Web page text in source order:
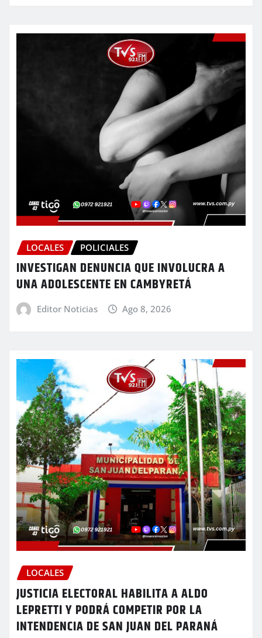
LOCALES POLICIALES
INVESTIGAN DENUNCIA QUE INVOLUCRA A
UNA ADOLESCENTE EN CAMBYRETÁ
Editor Noticias Ago 8, 2026
LOCALES
JUSTICIA ELECTORAL HABILITA A ALDO
LEPRETTI Y PODRÁ COMPETIR POR LA
INTENDENCIA DE SAN JUAN DEL PARANÁ